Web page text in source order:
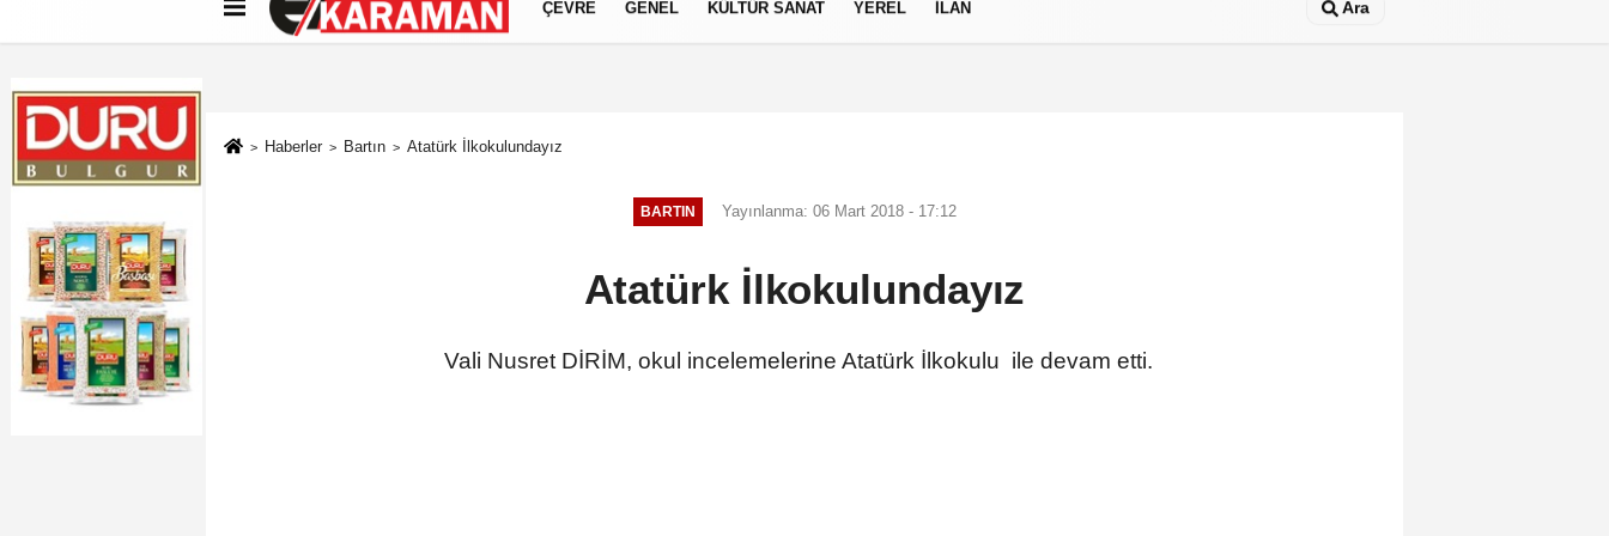
Künye İletişim Çerez Politikası Gizlilik İlkeleri
ÇEVRE GENEL KÜLTÜR SANAT YEREL İLAN Ara
Haberler Bartın Atatürk İlkokulundayız
BARTIN Yayınlanma: 06 Mart 2018 - 17:12
Atatürk İlkokulundayız
Vali Nusret DİRİM, okul incelemelerine Atatürk İlkokulu ile devam etti.